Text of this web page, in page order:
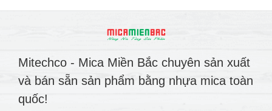
Mitechco - Mica Miền Bắc chuyên sản xuất
và bán sẵn sản phẩm bằng nhựa mica toàn
quốc!